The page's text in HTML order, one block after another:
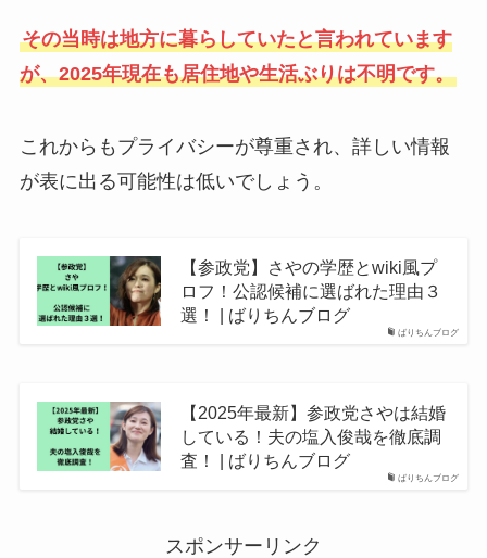
その当時は地方に暮らしていたと言われています
が、2025年現在も居住地や生活ぶりは不明です。
これからもプライバシーが尊重され、詳しい情報
が表に出る可能性は低いでしょう。
ばりちんブログ
【参政党】さやの学歴とwiki風プ
ロフ！公認候補に選ばれた理由３
選！ | ばりちんブログ
ばりちんブログ
【2025年最新】参政党さやは結婚
している！夫の塩入俊哉を徹底調
査！ | ばりちんブログ
スポンサーリンク